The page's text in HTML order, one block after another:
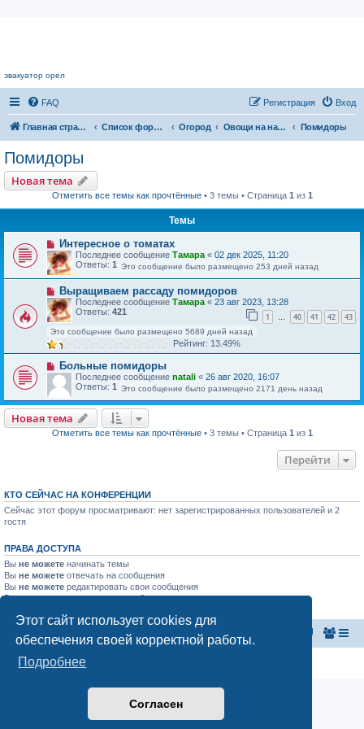
Этот сайт использует cookies для
обеспечения своей корректной работы.
Подробнее
Согласен
эвакуатор орел
FAQ Вход
Регистрация
Главная страница Список форумов Огород Овощи на наших грядках Помидоры
Помидоры
Новая тема
Отметить все темы как прочтённые• 3 темы • Страница 1 из 1
Темы
Интересное о томатах
Последнее сообщение Тамара « 02 дек 2025, 11:20
Ответы: 1 Это сообщение было размещено 253 дней назад
Выращиваем рассаду помидоров
Последнее сообщение Тамара « 23 авг 2023, 13:28
Ответы: 421 1 … 40 41 42 43
Это сообщение было размещено 5689 дней назад
Рейтинг: 13.49%
Больные помидоры
Последнее сообщение natali « 26 авг 2020, 16:07
Ответы: 1 Это сообщение было размещено 2171 день назад
Новая тема
Отметить все темы как прочтённые• 3 темы • Страница 1 из 1
Перейти
КТО СЕЙЧАС НА КОНФЕРЕНЦИИ
Сейчас этот форум просматривают: нет зарегистрированных пользователей и 2
гостя
ПРАВА ДОСТУПА
Вы не можете начинать темы
Вы не можете отвечать на сообщения
Вы не можете редактировать свои сообщения
Выне можетеудалять свои сообщения
Главная страница Список форумов